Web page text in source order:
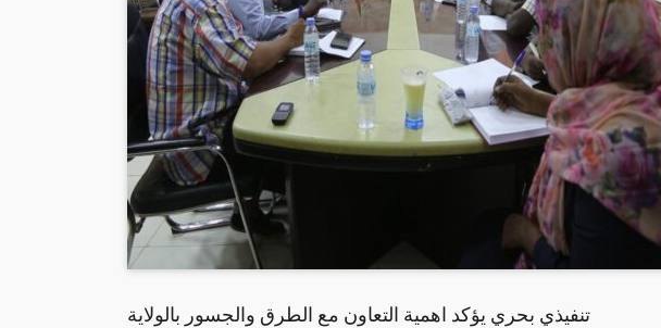
تنفيذي بحري يؤكد اهمية التعاون مع الطرق والجسور بالولاية